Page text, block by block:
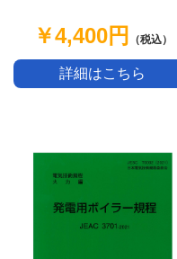
￥4,400円 （税込）
詳細はこちら